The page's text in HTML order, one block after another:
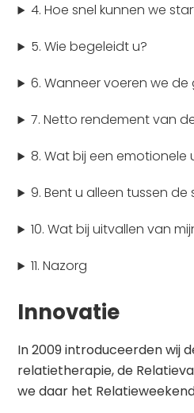
4. Hoe snel kunnen we
5. Wie begeleidt u?
6. Wanneer voeren we de
7. Netto rendement van
8. Wat bij een emotionele
9. Bent u alleen tussen de
10. Wat bij uitvallen van
11. Nazorg
Innovatie
In 2009 introduceerden wij
relatietherapie, de
we daar het